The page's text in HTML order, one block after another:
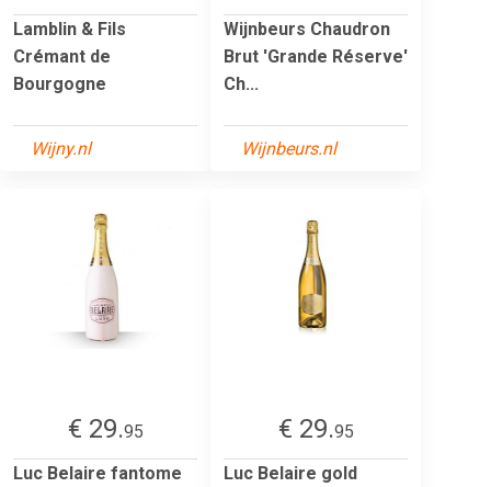
Lamblin & Fils
Crémant de
Bourgogne
Wijny.nl
Wijnbeurs Chaudron
Brut 'Grande Réserve'
Ch...
Wijnbeurs.nl
€ 29.95
Luc Belaire fantome
€ 29.95
Luc Belaire gold